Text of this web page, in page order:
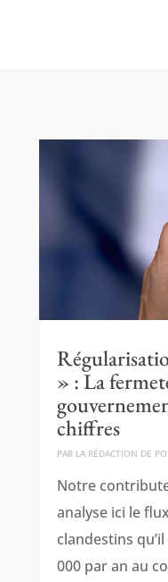
» : La
chiffres
PAR LA RÉDACTION DE
Notre
analyse ici le
clandestins
000 par an au